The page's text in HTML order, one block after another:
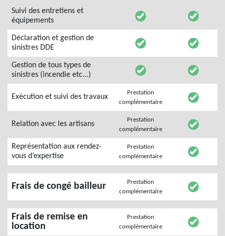
Suivi des entretiens et
équipements
Déclaration et gestion de
sinistres DDE
Gestion de tous types de
sinistres (incendie etc...)
Exécution et suivi des travaux
Prestation
complémentaire
Relation avec les artisans
Prestation
complémentaire
Représentation aux rendez-
vous d’expertise
Prestation
complémentaire
Frais de congé bailleur
Prestation
complémentaire
Frais de remise en
location
Prestation
complémentaire